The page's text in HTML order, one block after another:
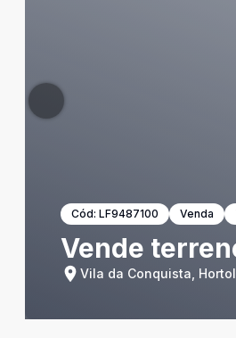
Cód: LF9487100 Venda
Vende
Vila da Conquista,